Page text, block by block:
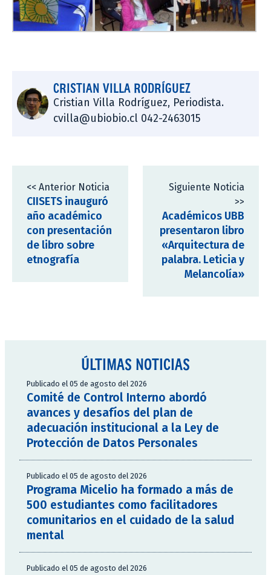
CRISTIAN VILLA RODRÍGUEZ
Cristian Villa Rodríguez, Periodista.
cvilla@ubiobio.cl 042-2463015
<< Anterior Noticia
CIISETS inauguró
año académico
con presentación
de libro sobre
etnografía
Siguiente Noticia
>>
Académicos UBB
presentaron libro
«Arquitectura de
palabra. Leticia y
Melancolía»
ÚLTIMAS NOTICIAS
Publicado el 05 de agosto del 2026
Comité de Control Interno abordó
avances y desafíos del plan de
adecuación institucional a la Ley de
Protección de Datos Personales
Publicado el 05 de agosto del 2026
Programa Micelio ha formado a más de
500 estudiantes como facilitadores
comunitarios en el cuidado de la salud
mental
Publicado el 05 de agosto del 2026